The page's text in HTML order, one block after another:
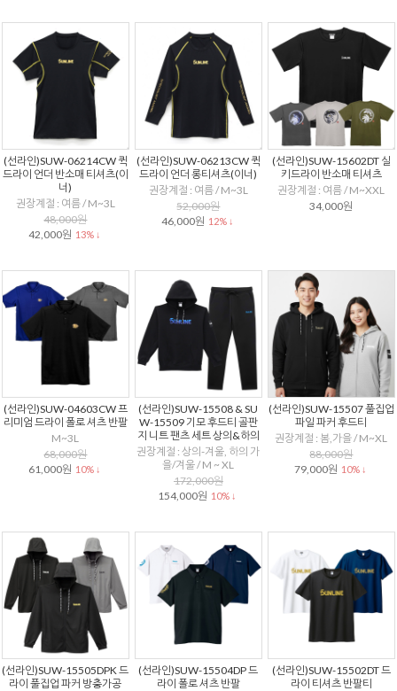
(선라인)SUW-06214CW 퀵
드라이 언더 반소매 티셔츠(이
너)
권장계절 : 여름 / M~3L
48,000원
42,000원 13% ↓
(선라인)SUW-06213CW 퀵
드라이 언더 롱티셔츠(이너)
권장계절 : 여름 / M~3L
52,000원
46,000원 12% ↓
(선라인)SUW-15602DT 실
키드라이 반소매 티셔츠
권장계절 : 여름 / M~XXL
34,000원
(선라인)SUW-04603CW 프
리미엄 드라이 폴로 셔츠 반팔
M~3L
68,000원
61,000원 10% ↓
(선라인)SUW-15508 & SU
W-15509 기모 후드티 골판
지 니트 팬츠 세트 상의&하의
권장계절 : 상의-겨울, 하의 가
을/겨울 / M ~ XL
172,000원
154,000원 10% ↓
(선라인)SUW-15507 풀집업
파일 파커 후드티
권장계절 : 봄,가을 / M~XL
88,000원
79,000원 10% ↓
(선라인)SUW-15505DPK 드
라이 풀집업 파커 방충가공
(선라인)SUW-15504DP 드
라이 폴로 셔츠 반팔
(선라인)SUW-15502DT 드
라이 티셔츠 반팔티